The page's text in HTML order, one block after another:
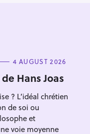
4 AUGUST 2026
Hans Joas
? L’idéal chrétien
de soi ou
et
voie moyenne